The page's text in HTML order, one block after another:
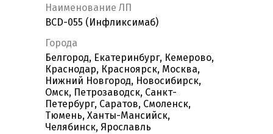
Наименование ЛП
BCD-055 (Инфликсимаб)
Города
Белгород, Екатеринбург, Кемерово,
Краснодар, Красноярск, Москва,
Нижний Новгород, Новосибирск,
Омск, Петрозаводск, Санкт-
Петербург, Саратов, Смоленск,
Тюмень, Ханты-Мансийск,
Челябинск, Ярославль